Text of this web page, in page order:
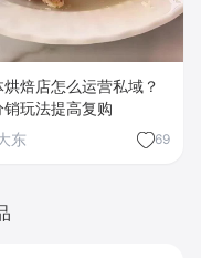
烘焙店怎么运营私域？
销玩法提高复购
东
69